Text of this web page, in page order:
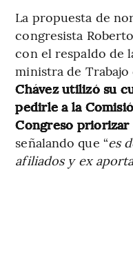
La propuesta de
congresista
con el respaldo de
ministra de Trabajo
Chávez utilizó su
pedirle a la
Congreso priorizar
señalando que “es
afiliados y ex